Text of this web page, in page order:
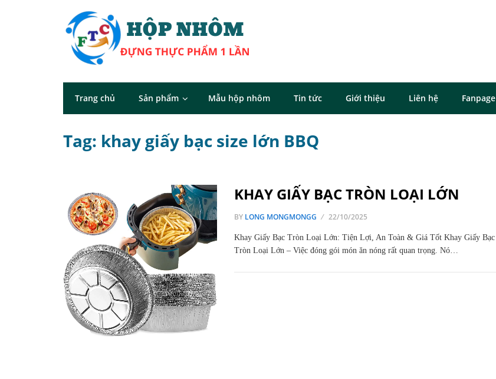
Trang chủ Sản phẩm Mẫu hộp nhôm Tin tức Giới thiệu Liên hệ Fanpage
Tag: khay giấy bạc size lớn BBQ
KHAY GIẤY BẠC TRÒN LOẠI LỚN
BY LONG MONGMONGG 22/10/2025
Khay Giấy Bạc Tròn Loại Lớn: Tiện Lợi, An Toàn & Giá Tốt Khay Giấy Bạc
Tròn Loại Lớn – Việc đóng gói món ăn nóng rất quan trọng. Nó…